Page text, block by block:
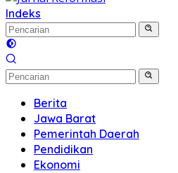
Indeks
Berita
Jawa Barat
Pemerintah Daerah
Pendidikan
Ekonomi